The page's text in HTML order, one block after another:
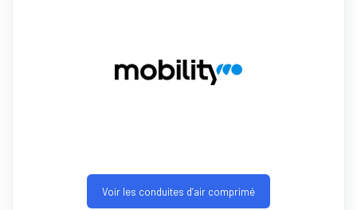
Voir les conduites d’air comprimé